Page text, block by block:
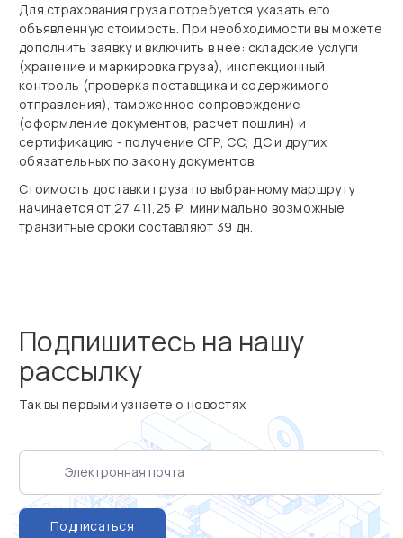
Для страхования груза потребуется указать его
объявленную стоимость. При необходимости вы можете
дополнить заявку и включить в нее: складские услуги
(хранение и маркировка груза), инспекционный
контроль (проверка поставщика и содержимого
отправления), таможенное сопровождение
(оформление документов, расчет пошлин) и
сертификацию - получение СГР, СС, ДС и других
обязательных по закону документов.
Стоимость доставки груза по выбранному маршруту
начинается от 27 411,25 ₽, минимально возможные
транзитные сроки составляют 39 дн.
Подпишитесь на нашу
рассылку
Так вы первыми узнаете о новостях
Подписаться